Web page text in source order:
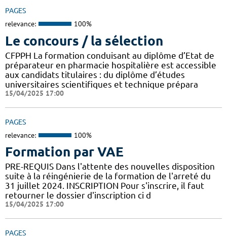
PAGES
relevance: 100%
Le concours / la sélection
CFPPH La formation conduisant au diplôme d’Etat de
préparateur en pharmacie hospitalière est accessible
aux candidats titulaires : du diplôme d’études
universitaires scientifiques et technique prépara
15/04/2025 17:00
PAGES
relevance: 100%
Formation par VAE
PRE-REQUIS Dans l'attente des nouvelles disposition
suite à la réingénierie de la formation de l'arreté du
31 juillet 2024. INSCRIPTION Pour s'inscrire, il faut
retourner le dossier d'inscription ci d
15/04/2025 17:00
PAGES